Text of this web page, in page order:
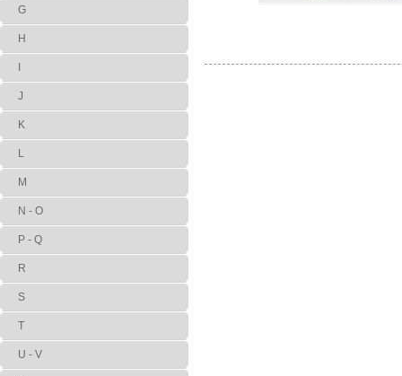
G
H
J
K
L
M
N - O
P - Q
R
S
T
U - V